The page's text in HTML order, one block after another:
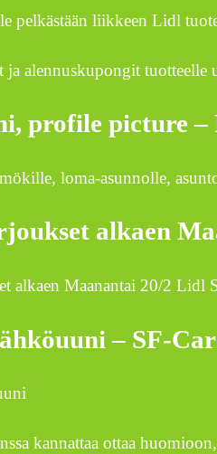
pelkästään liikkeen Lidl
ja alennuskupongit
profile picture –
loma-asunnolle,
alkaen
alkaen Maanantai 20/2 Lidl
– SF-
kannattaa ottaa